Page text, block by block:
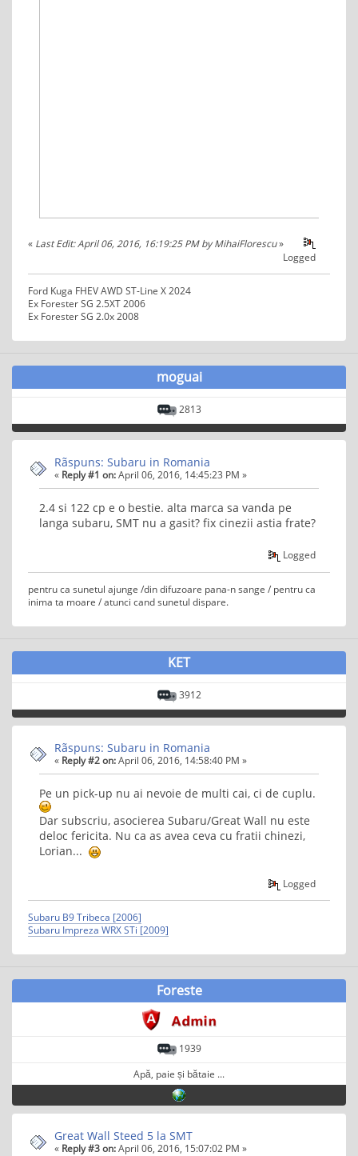
« Last Edit: April 06, 2016, 16:19:25 PM by MihaiFlorescu»
Logged
Ford Kuga FHEV AWD ST-Line X 2024
Ex Forester SG 2.5XT 2006
Ex Forester SG 2.0x 2008
moguai
2813
Rãspuns: Subaru in Romania
« Reply #1 on:April 06, 2016, 14:45:23 PM »
2.4 si 122 cp e o bestie. alta marca sa vanda pe
langa subaru, SMT nu a gasit? fix cinezii astia frate?
Logged
pentru ca sunetul ajunge /din difuzoare pana-n sange / pentru ca
inima ta moare / atunci cand sunetul dispare.
KET
3912
Rãspuns: Subaru in Romania
« Reply #2 on:April 06, 2016, 14:58:40 PM »
Pe un pick-up nu ai nevoie de multi cai, ci de cuplu.
Dar subscriu, asocierea Subaru/Great Wall nu este
deloc fericita. Nu ca as avea ceva cu fratii chinezi,
Lorian...
Logged
Subaru B9 Tribeca [2006]
Subaru Impreza WRX STi [2009]
Foreste
1939
Apă, paie și bătaie ...
Great Wall Steed 5 la SMT
« Reply #3 on:April 06, 2016, 15:07:02 PM »